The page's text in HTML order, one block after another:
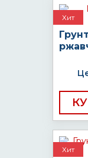
Хит
Хит